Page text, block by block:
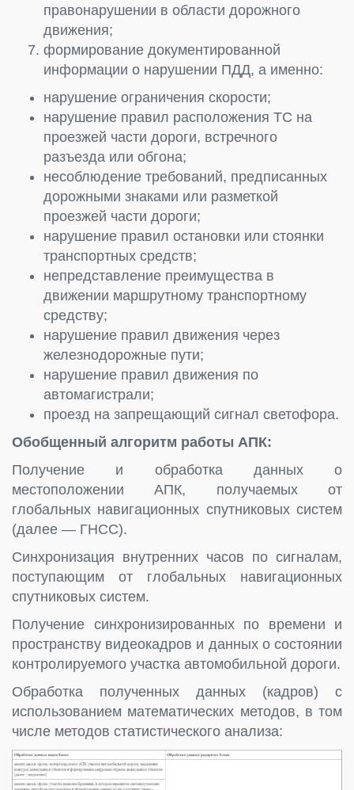
правонарушении в области дорожного
движения;
формирование документированной
информации о нарушении ПДД, а именно:
нарушение ограничения скорости;
нарушение правил расположения ТС на
проезжей части дороги, встречного
разъезда или обгона;
несоблюдение требований, предписанных
дорожными знаками или разметкой
проезжей части дороги;
нарушение правил остановки или стоянки
транспортных средств;
непредставление преимущества в
движении маршрутному транспортному
средству;
нарушение правил движения через
железнодорожные пути;
нарушение правил движения по
автомагистрали;
проезд на запрещающий сигнал светофора.
Обобщенный алгоритм работы АПК:
Получение и обработка данных о
местоположении АПК, получаемых от
глобальных навигационных спутниковых систем
(далее — ГНСС).
Синхронизация внутренних часов по сигналам,
поступающим от глобальных навигационных
спутниковых систем.
Получение синхронизированных по времени и
пространству видеокадров и данных о состоянии
контролируемого участка автомобильной дороги.
Обработка полученных данных (кадров) с
использованием математических методов, в том
числе методов статистического анализа: